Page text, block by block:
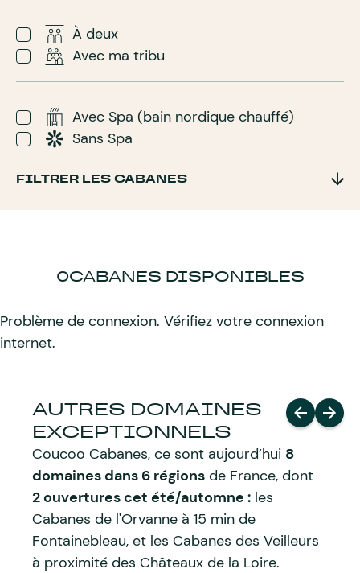
À deux
Avec ma tribu
Avec Spa (bain nordique chauffé)
Sans Spa
FILTRER LES CABANES
0CABANES DISPONIBLES
Problème de connexion. Vérifiez votre connexion
internet.
AUTRES DOMAINES
EXCEPTIONNELS
Coucoo Cabanes, ce sont aujourd’hui 8
domaines dans 6 régions de France, dont
2 ouvertures cet été/automne : les
Cabanes de l'Orvanne à 15 min de
Fontainebleau, et les Cabanes des Veilleurs
à proximité des Châteaux de la Loire.